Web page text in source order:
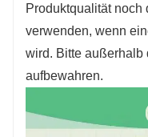
Produktqualität noch
verwenden, wenn
wird. Bitte außerhalb
aufbewahren.